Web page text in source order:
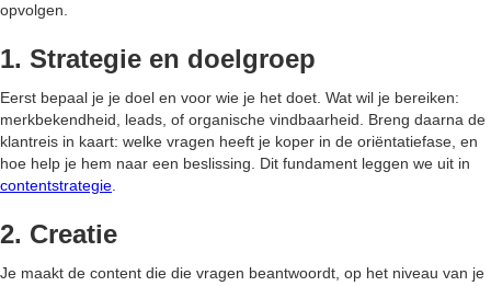
opvolgen.
1. Strategie en doelgroep
Eerst bepaal je je doel en voor wie je het doet. Wat wil je bereiken:
merkbekendheid, leads, of organische vindbaarheid. Breng daarna de
klantreis in kaart: welke vragen heeft je koper in de oriëntatiefase, en
hoe help je hem naar een beslissing. Dit fundament leggen we uit in
contentstrategie.
2. Creatie
Je maakt de content die die vragen beantwoordt, op het niveau van je